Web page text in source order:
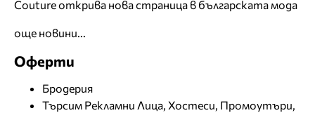
Couture открива нова страница в българската мода
още новини...
Оферти
Бродерия
Търсим Рекламни Лица, Хостеси, Промоутъри,